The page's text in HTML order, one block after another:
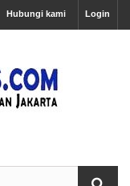
Login
Hubungi kami